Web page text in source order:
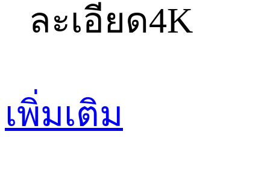
ละเอียด4K
เพิ่มเติม